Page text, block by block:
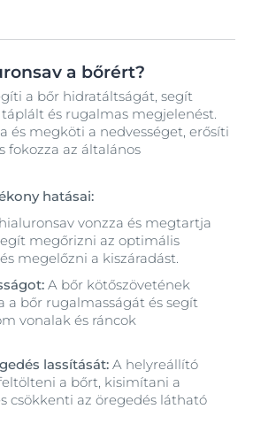
a bőrért?
a bőr hidratáltságát, segít
és rugalmas megjelenést.
és megköti a nedvességet, erősíti
fokozza az általános
hatásai:
vonzza és megtartja
megőrizni az optimális
megelőzni a kiszáradást.
A bőr kötőszövetének
a bőr rugalmasságát és segít
vonalak és ráncok
lassítását: A helyreállító
a bőrt, kisimítani a
csökkenti az öregedés látható